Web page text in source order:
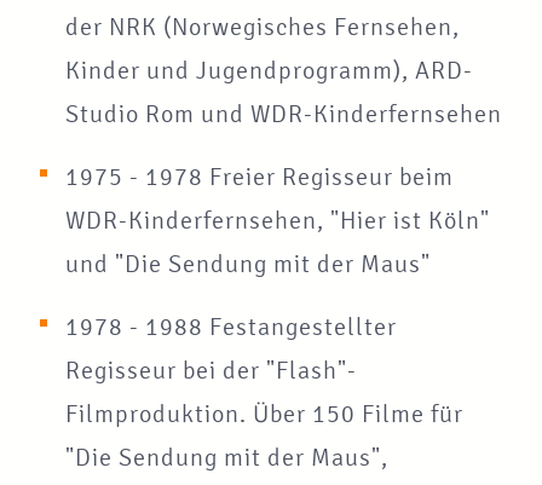
der NRK (Norwegisches Fernsehen,
Kinder und Jugendprogramm), ARD-
Studio Rom und WDR-Kinderfernsehen
1975 - 1978 Freier Regisseur beim
WDR-Kinderfernsehen, "Hier ist Köln"
und "Die Sendung mit der Maus"
1978 - 1988 Festangestellter
Regisseur bei der "Flash"-
Filmproduktion. Über 150 Filme für
"Die Sendung mit der Maus",